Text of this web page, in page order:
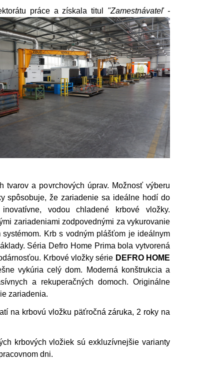
práce a získala titul "Zamestnávateľ -
tvarov a povrchových úprav. Možnosť výberu
spôsobuje, že zariadenie sa ideálne hodí do
vodou chladené krbové vložky.
zariadeniami zodpovednými za vykurovanie
Krb s vodným plášťom je ideálnym
Séria Defro Home Prima bola vytvorená
Krbové vložky série DEFRO HOME
vykúria celý dom. Moderná konštrukcia a
a rekuperačných domoch. Originálne
zariadenia.
na krbovú vložku päťročná záruka, 2 roky na
krbových vložiek sú exkluzívnejšie varianty
dni.